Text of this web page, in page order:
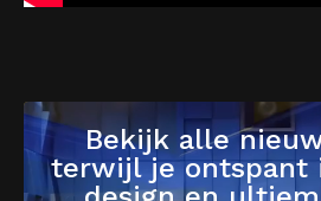
Bekijk alle
terwijl je ontspant